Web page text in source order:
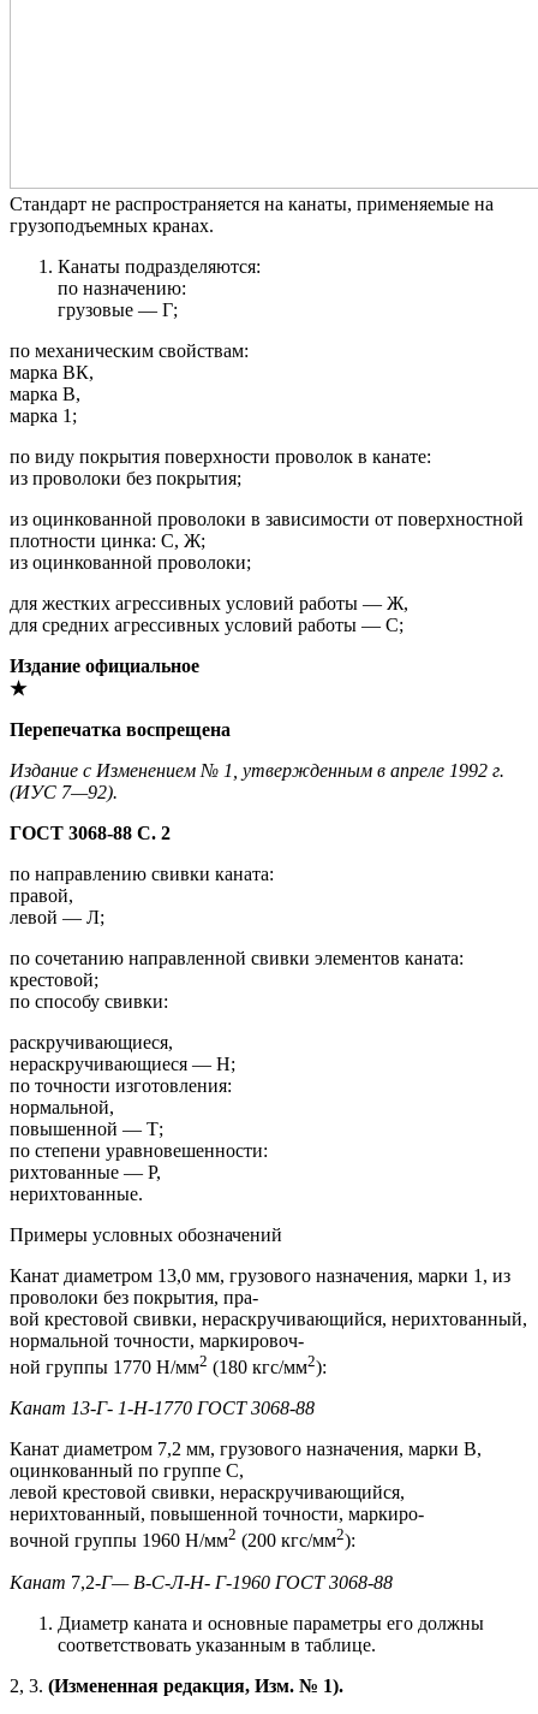
Стандарт не распространяется на канаты, применяемые на
грузоподъемных кранах.
Канаты подразделяются:
по назначению:
грузовые — Г;
по механическим свойствам:
марка ВК,
марка В,
марка 1;
по виду покрытия поверхности проволок в канате:
из проволоки без покрытия;
из оцинкованной проволоки в зависимости от поверхностной
плотности цинка: С, Ж;
из оцинкованной проволоки;
для жестких агрессивных условий работы — Ж,
для средних агрессивных условий работы — С;
Издание официальное
★
Перепечатка воспрещена
Издание с Изменением № 1, утвержденным в апреле 1992 г.
(ИУС 7—92).
ГОСТ 3068-88 С. 2
по направлению свивки каната:
правой,
левой — Л;
по сочетанию направленной свивки элементов каната:
крестовой;
по способу свивки:
раскручивающиеся,
нераскручивающиеся — Н;
по точности изготовления:
нормальной,
повышенной — Т;
по степени уравновешенности:
рихтованные — Р,
нерихтованные.
Примеры условных обозначений
Канат диаметром 13,0 мм, грузового назначения, марки 1, из
проволоки без покрытия, пра-
вой крестовой свивки, нераскручивающийся, нерихтованный,
нормальной точности, маркировоч-
ной группы 1770 Н/мм2 (180 кгс/мм2):
Канат 13-Г- 1-Н-1770 ГОСТ 3068-88
Канат диаметром 7,2 мм, грузового назначения, марки В,
оцинкованный по группе С,
левой крестовой свивки, нераскручивающийся,
нерихтованный, повышенной точности, маркиро-
вочной группы 1960 Н/мм2 (200 кгс/мм2):
Канат 7,2-Г— В-С-Л-Н- Г-1960 ГОСТ 3068-88
Диаметр каната и основные параметры его должны
соответствовать указанным в таблице.
2, 3. (Измененная редакция, Изм. № 1).